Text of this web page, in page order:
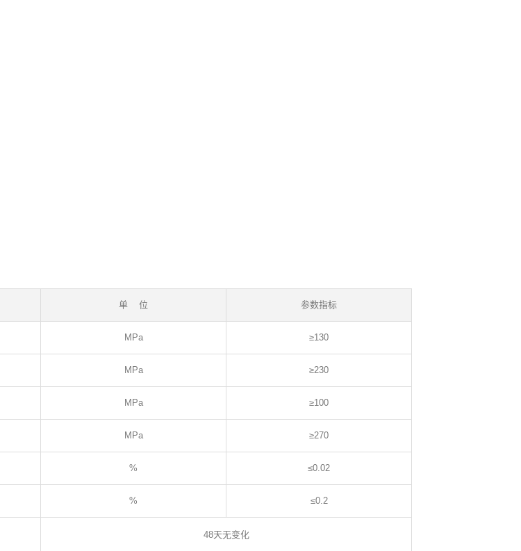
单 位 参数指标
MPa ≥130
MPa ≥230
MPa ≥100
MPa ≥270
% ≤0.02
% ≤0.2
48天无变化